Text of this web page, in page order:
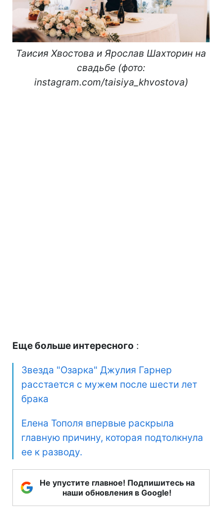
Таисия Хвостова и Ярослав Шахторин на
свадьбе (фото:
instagram.com/taisiya_khvostova)
Еще больше интересного :
Звезда "Озарка" Джулия Гарнер
расстается с мужем после шести лет
брака
Елена Тополя впервые раскрыла
главную причину, которая подтолкнула
ее к разводу.
Не упустите главное! Подпишитесь на
наши обновления в Google!